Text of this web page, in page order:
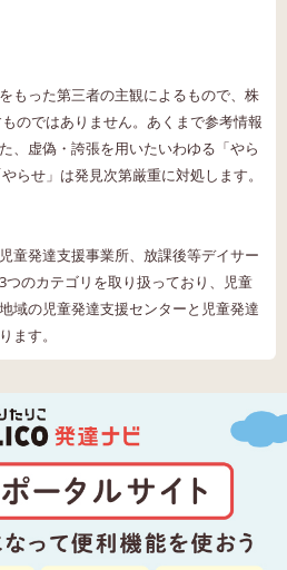
もった第三者の主観によるもので、株
のではありません。あくまで参考情報
、虚偽・誇張を用いたいわゆる「やら
らせ」は発見次第厳重に対処します。
童発達支援事業所、放課後等デイサー
つのカテゴリを取り扱っており、児童
域の児童発達支援センターと児童発達
ます。